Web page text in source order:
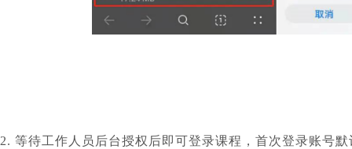
2. 等待工作人员后台授权后即可登录课程，首次登录账号